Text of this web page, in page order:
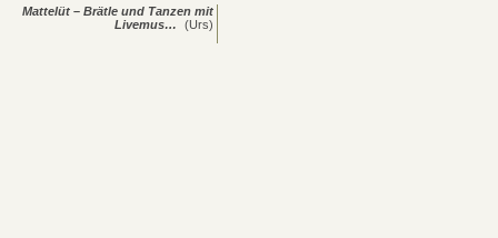
Mattelüt – Brätle und Tanzen mit
Livemus…
(Urs)